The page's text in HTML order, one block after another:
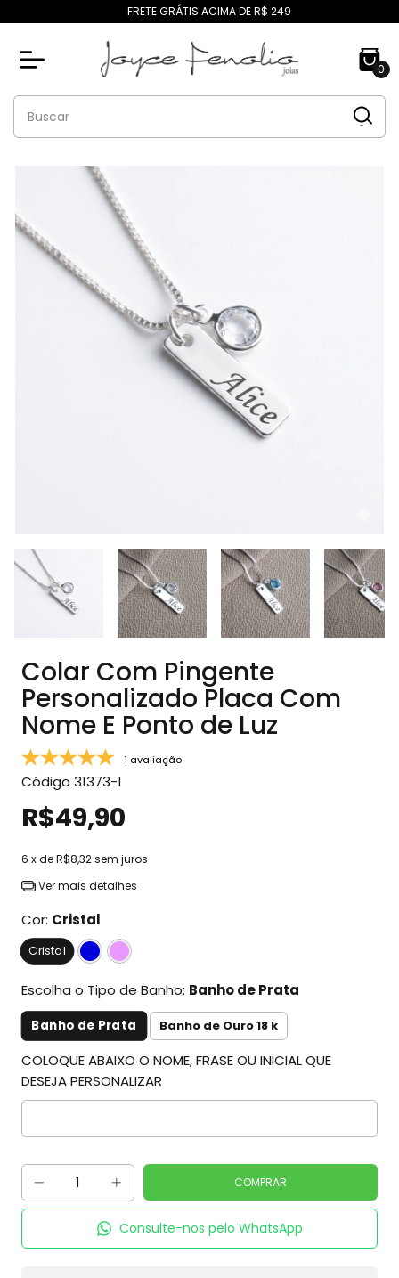
FRETE GRÁTIS ACIMA DE R$ 249
0
Colar Com Pingente
Personalizado Placa Com
Nome E Ponto de Luz
1 avaliação
Código 31373-1
R$49,90
6 x deR$8,32sem juros
Ver mais detalhes
Cor: Cristal
Cristal
Escolha o Tipo de Banho: Banho de Prata
Banho de Prata Banho de Ouro 18 k
COLOQUE ABAIXO O NOME, FRASE OU INICIAL QUE
DESEJA PERSONALIZAR
Consulte-nos pelo WhatsApp